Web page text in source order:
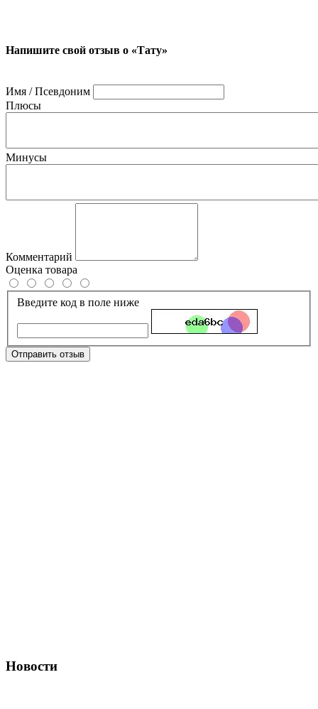
Напишите свой отзыв о «Тату»
Имя / Псевдоним
Плюсы
Минусы
Комментарий
Оценка товара
Введите код в поле ниже
Отправить отзыв
Новости